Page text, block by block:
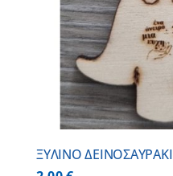
ΞΥΛΙΝΟ ΔΕΙΝΟΣΑΥΡΑΚΙ